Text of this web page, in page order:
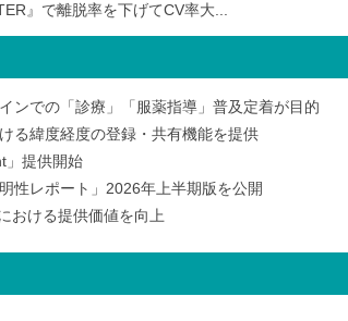
』で離脱率を下げてCV率大...
ンでの「診療」「服薬指導」普及定着が目的
る緯度経度の登録・共有機能を提供
」提供開始
性レポート」2026年上半期版を公開
おける提供価値を向上